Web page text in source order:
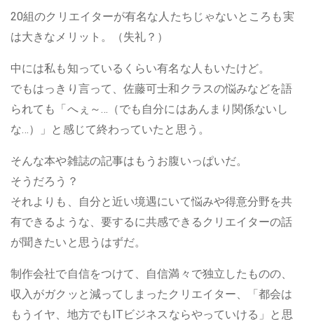
20組のクリエイターが有名な人たちじゃないところも実
は大きなメリット。（失礼？）
中には私も知っているくらい有名な人もいたけど。
でもはっきり言って、佐藤可士和クラスの悩みなどを語
られても「へぇ～…（でも自分にはあんまり関係ないし
な…）」と感じて終わっていたと思う。
そんな本や雑誌の記事はもうお腹いっぱいだ。
そうだろう？
それよりも、自分と近い境遇にいて悩みや得意分野を共
有できるような、要するに共感できるクリエイターの話
が聞きたいと思うはずだ。
制作会社で自信をつけて、自信満々で独立したものの、
収入がガクッと減ってしまったクリエイター、「都会は
もうイヤ、地方でもITビジネスならやっていける」と思